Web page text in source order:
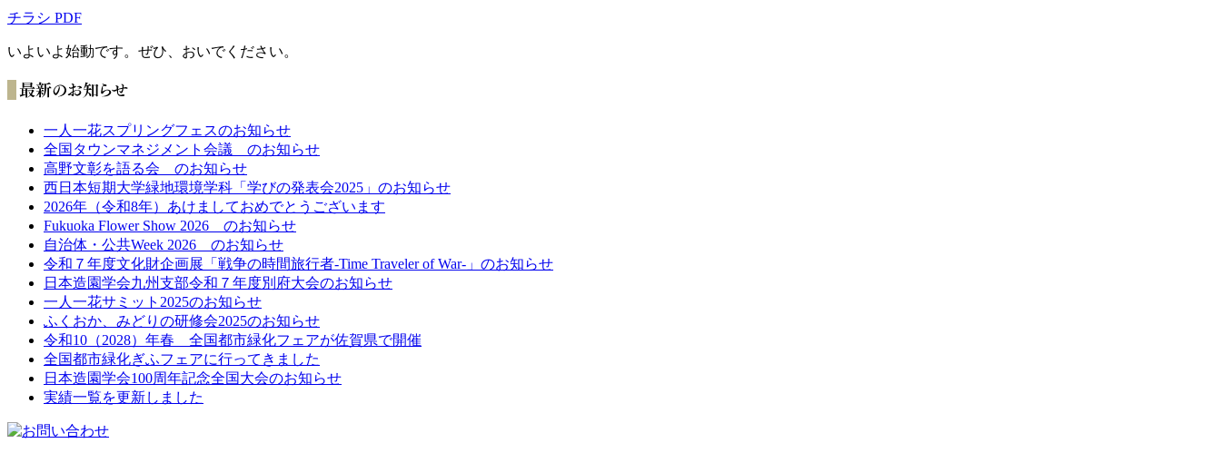
チラシ PDF
いよいよ始動です。ぜひ、おいでください。
一人一花スプリングフェスのお知らせ
全国タウンマネジメント会議 のお知らせ
高野文彰を語る会 のお知らせ
西日本短期大学緑地環境学科「学びの発表会2025」のお知らせ
2026年（令和8年）あけましておめでとうございます
Fukuoka Flower Show 2026 のお知らせ
自治体・公共Week 2026 のお知らせ
令和７年度文化財企画展「戦争の時間旅行者-Time Traveler of War-」のお知らせ
日本造園学会九州支部令和７年度別府大会のお知らせ
一人一花サミット2025のお知らせ
ふくおか、みどりの研修会2025のお知らせ
令和10（2028）年春 全国都市緑化フェアが佐賀県で開催
全国都市緑化ぎふフェアに行ってきました
日本造園学会100周年記念全国大会のお知らせ
実績一覧を更新しました